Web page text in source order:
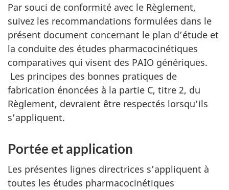
Par souci de conformité avec le Règlement,
suivez les recommandations formulées dans le
présent document concernant le plan d’étude et
la conduite des études pharmacocinétiques
comparatives qui visent des PAIO génériques.
Les principes des bonnes pratiques de
fabrication énoncées à la partie C, titre 2, du
Règlement, devraient être respectés lorsqu’ils
s’appliquent.
Portée et application
Les présentes lignes directrices s’appliquent à
toutes les études pharmacocinétiques